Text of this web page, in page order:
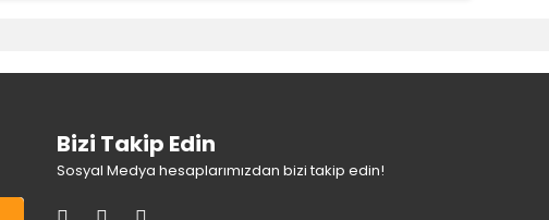
Bizi Takip Edin
Sosyal Medya hesaplarımızdan bizi takip edin!